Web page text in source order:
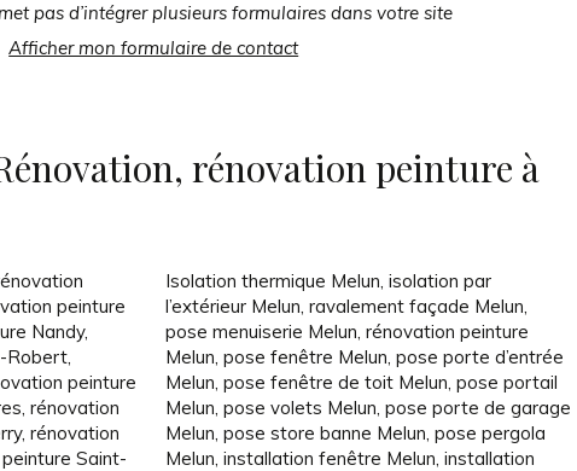
pas d’intégrer plusieurs formulaires dans votre site
Afficher mon formulaire de contact
rénovation peinture à
peinture
Nandy,
Robert,
peinture
, rénovation
, rénovation
Saint-
Isolation thermique Melun,isolation par
l’extérieur Melun,ravalement façade Melun,
pose menuiserie Melun,rénovation peinture
Melun,pose fenêtre Melun,pose porte d’entrée
Melun,pose fenêtre de toit Melun,pose portail
Melun,pose volets Melun,pose porte de garage
Melun,pose store banne Melun,pose pergola
Melun,installation fenêtre Melun,installation